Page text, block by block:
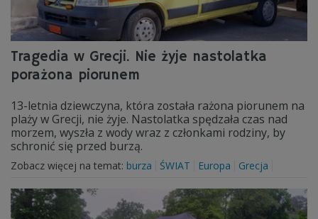
Tragedia w Grecji. Nie żyje nastolatka
porażona piorunem
13-letnia dziewczyna, która została rażona piorunem na
plaży w Grecji, nie żyje. Nastolatka spędzała czas nad
morzem, wyszła z wody wraz z członkami rodziny, by
schronić się przed burzą.
Zobacz więcej na temat: burza ŚWIAT Europa Grecja